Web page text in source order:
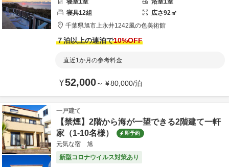
寝室1室 浴室1室
寝具12組 広さ92㎡
千葉県旭市上永井1242風の色美術館
７泊以上の連泊で10%OFF
直近1か月の参考料金
¥52,000～ ¥80,000/泊
一戸建て
【禁煙】2階から海が一望できる2階建て一軒
家（1-10名様）
即予約
元気な宿 旭
新型コロナウイルス対策あり